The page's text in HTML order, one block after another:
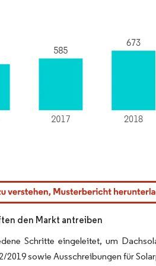
Namensnennung gemäß CC BY 4.0.
den Markt antreiben
Schritte eingeleitet, um
2019 sowie Ausschreibungen für